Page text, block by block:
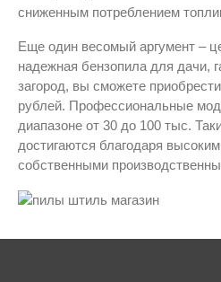
сниженным потреблением
Еще один весомый аргумент –
надежная бензопила для дачи,
загород, вы сможете
рублей. Профессиональные
диапазоне от 30 до 100 тыс.
достигаются благодаря
собственными